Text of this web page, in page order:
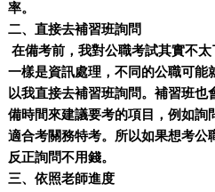
率。
二、直接去補習班詢問
在備考前，我對公職考試其實不太
一樣是資訊處理，不同的公職可能
以我直接去補習班詢問。補習班
備時間來建議要考的項目，例如詢
適合考關務特考。所以如果想考公
反正詢問不用錢。
三、依照老師進度